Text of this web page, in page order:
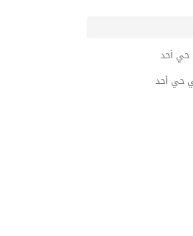
حي أحد
حي أحد